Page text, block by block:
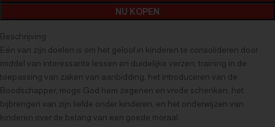
NU KOPEN
Beschrijving
Eén van zijn doelen is om het geloof in kinderen te consolideren door
middel van interessante lessen en duidelijke verzen, training in de
toepassing van zaken van aanbidding, het introduceren van de
Boodschapper, moge God hem zegenen en vrede schenken, het
bijbrengen van zijn liefde onder kinderen, en het onderwijzen van
kinderen over de belang van een goede moraal.